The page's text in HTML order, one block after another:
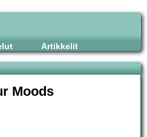
Artikkelit
Moods